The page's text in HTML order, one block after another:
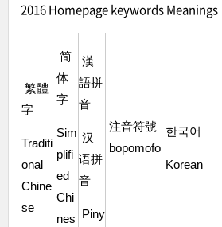
2016 Homepage keywords Meanings
繁體
字
Traditi
onal
Chine
se
简
体
字
Sim
plifi
ed
Chi
nes
漢
語拼
音
汉
语拼
音
Piny
注音符號
bopomofo
한국어
Korean